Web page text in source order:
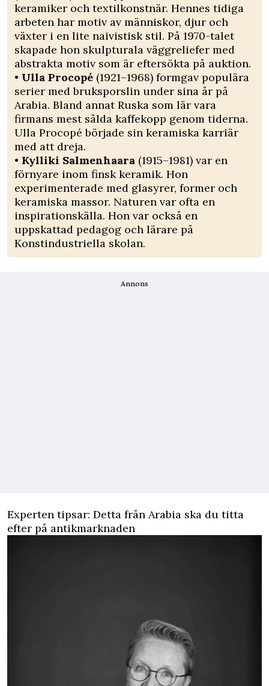
keramiker och textilkonstnär. Hennes tidiga
arbeten har motiv av människor, djur och
växter i en lite naivistisk stil. På 1970-talet
skapade hon skulpturala väggreliefer med
abstrakta motiv som är eftersökta på auktion.
• Ulla Procopé (1921–1968) formgav populära
serier med bruksporslin under sina år på
Arabia. Bland annat Ruska som lär vara
firmans mest sålda kaffekopp genom tiderna.
Ulla Procopé började sin keramiska karriär
med att dreja.
• Kylliki Salmenhaara (1915–1981) var en
förnyare inom finsk keramik. Hon
experimenterade med glasyrer, former och
keramiska massor. Naturen var ofta en
inspirationskälla. Hon var också en
uppskattad pedagog och lärare på
Konstindustriella skolan.
Annons
Experten tipsar: Detta från Arabia ska du titta
efter på antikmarknaden